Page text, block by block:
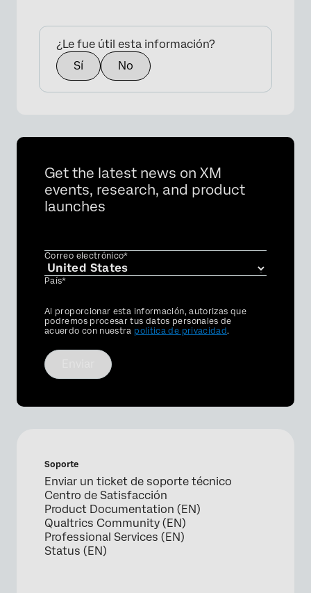
¿Le fue útil esta información?
Sí
No
Get the latest news on XM
events, research, and product
launches
Correo electrónico*
País*
Privacy
Optin
Al proporcionar esta información, autorizas que
podremos procesar tus datos personales de
acuerdo con nuestra política de privacidad.
Soporte
Enviar un ticket de soporte técnico
Centro de Satisfacción
Product Documentation (EN)
Qualtrics Community (EN)
Professional Services (EN)
Status (EN)